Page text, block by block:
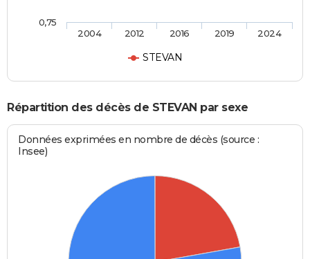
STEVAN
2004 2012 2016 2019 2024
0,75
Répartition des décès de STEVAN par sexe
Données exprimées en nombre de décès (source :
Insee)